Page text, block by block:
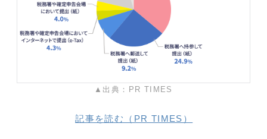
▲出典：PR TIMES
記事を読む（PR TIMES）